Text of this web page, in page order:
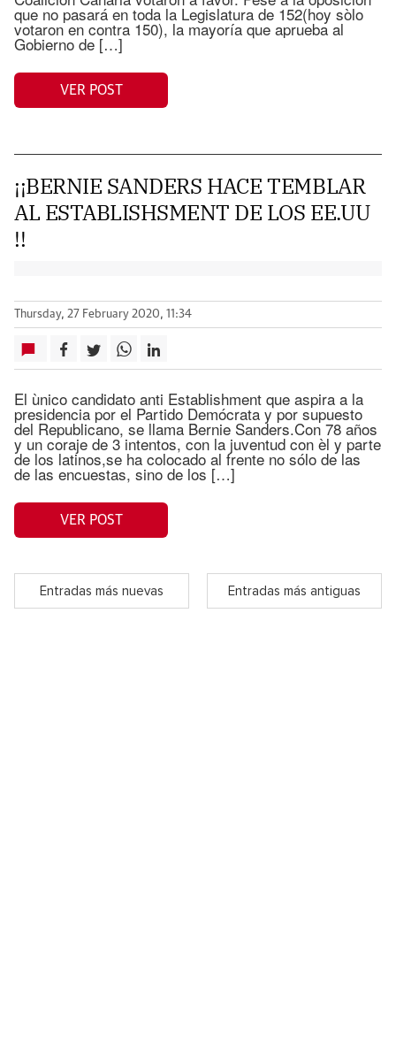
que no pasará en toda la Legislatura de 152(hoy sòlo
votaron en contra 150), la mayoría que aprueba al
Gobierno de […]
VER POST
¡¡BERNIE SANDERS HACE TEMBLAR
AL ESTABLISHSMENT DE LOS EE.UU
!!
Thursday, 27 February 2020, 11:34
El ùnico candidato anti Establishment que aspira a la
presidencia por el Partido Demócrata y por supuesto
del Republicano, se llama Bernie Sanders.Con 78 años
y un coraje de 3 intentos, con la juventud con èl y parte
de los latinos,se ha colocado al frente no sólo de las
de las encuestas, sino de los […]
VER POST
Entradas más nuevas Entradas más antiguas